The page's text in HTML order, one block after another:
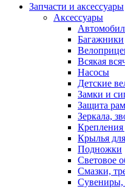
Запчасти и аксессуары
Аксессуары
Багажники
Всякая
Насосы
Детские
Замки и
Защита
Зеркала,
Крепления
Крылья
Подножки
Световое
Смазки,
Сувениры,